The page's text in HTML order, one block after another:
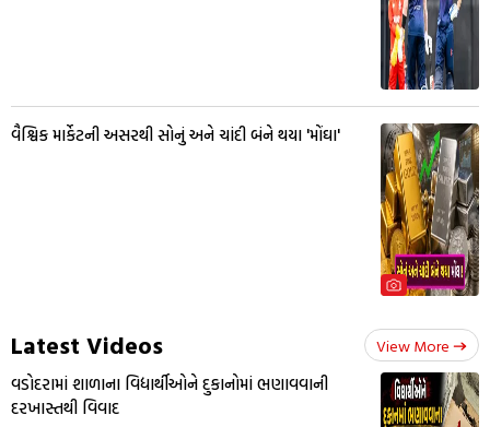
વૈશ્વિક માર્કેટની અસરથી સોનું અને ચાંદી બંને થયા 'મોંઘા'
Latest Videos View More
વડોદરામાં શાળાના વિદ્યાર્થીઓને દુકાનોમાં ભણાવવાની
દરખાસ્તથી વિવાદ